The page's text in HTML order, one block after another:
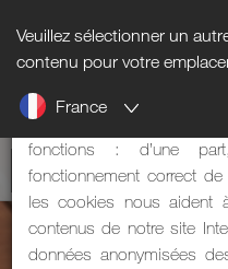
Veuillez sélectionner un
contenu pour votre
France
Informations sur les
Notre site Internet utilise
fonctions : d’une
fonctionnement correct de
les cookies nous aident
contenus de notre site
données anonymisées